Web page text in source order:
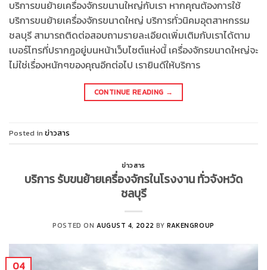
บริการขนย้ายเครื่องจักรขนานใหญ่กับเรา หากคุณต้องการใช้
บริการขนย้ายเครื่องจักรขนาดใหญ่ บริการทั่วนิคมอุตสาหกรรม
ชลบุรี สามารถติดต่อสอบถามรายละเอียดเพิ่มเติมกับเราได้ตาม
เบอร์โทรที่ปรากฎอยู่บนหน้าเว็บไซต์แห่งนี้ เครื่องจักรขนาดใหญ่จะ
ไม่ใช่เรื่องหนักๆของคุณอีกต่อไป เรายินดีให้บริการ
CONTINUE READING →
Posted in ข่าวสาร
ข่าวสาร
บริการ รับขนย้ายเครื่องจักรในโรงงาน ทั่วจังหวัด
ชลบุรี
POSTED ON AUGUST 4, 2022 BYRAKENGROUP
04